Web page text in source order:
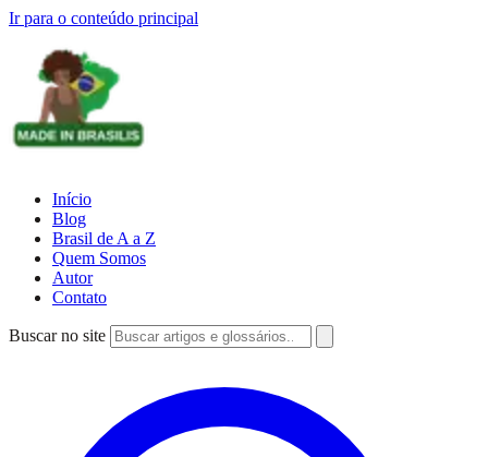
Ir para o conteúdo principal
Início
Blog
Brasil de A a Z
Quem Somos
Autor
Contato
Buscar no site